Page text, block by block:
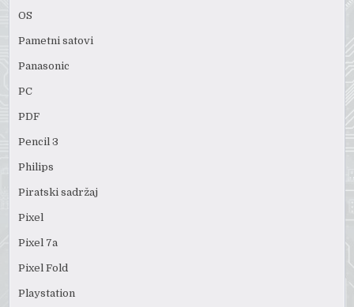
OS
Pametni satovi
Panasonic
PC
PDF
Pencil 3
Philips
Piratski sadržaj
Pixel
Pixel 7a
Pixel Fold
Playstation